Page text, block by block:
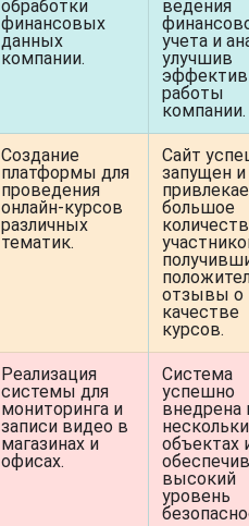
обработки
финансовых
данных
компании.
ведения
учета и
улучшив
работы
компании.
Создание
платформы для
проведения
онлайн-курсов
различных
тематик.
Сайт
запущен и
большое
отзывы о
качестве
курсов.
Реализация
системы для
мониторинга и
записи видео в
магазинах и
офисах.
Система
успешно
внедрена
объектах
высокий
уровень